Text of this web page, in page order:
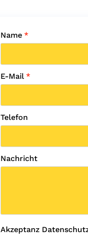
Name *
E-Mail *
Telefon
Nachricht
Akzeptanz